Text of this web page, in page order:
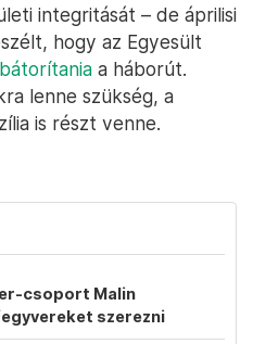
integritását – de áprilisi
hogy az Egyesült
a háborút.
lenne szükség, a
is részt venne.
csoport Malin
szerezni